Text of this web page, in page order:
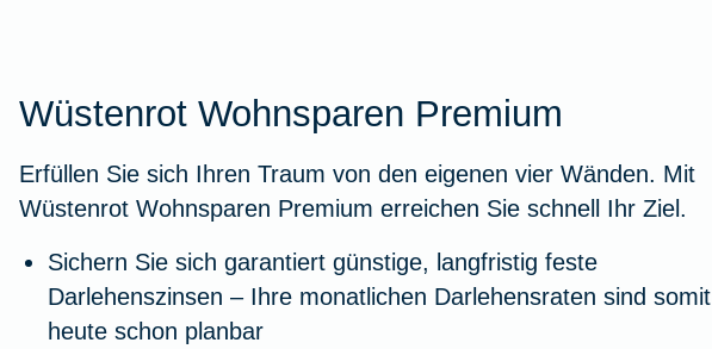
Wüstenrot Wohnsparen Premium
Erfüllen Sie sich Ihren Traum von den eigenen vier Wänden. Mit
Wüstenrot Wohnsparen Premium erreichen Sie schnell Ihr Ziel.
Sichern Sie sich garantiert günstige, langfristig feste
Darlehenszinsen – Ihre monatlichen Darlehensraten sind somit
heute schon planbar